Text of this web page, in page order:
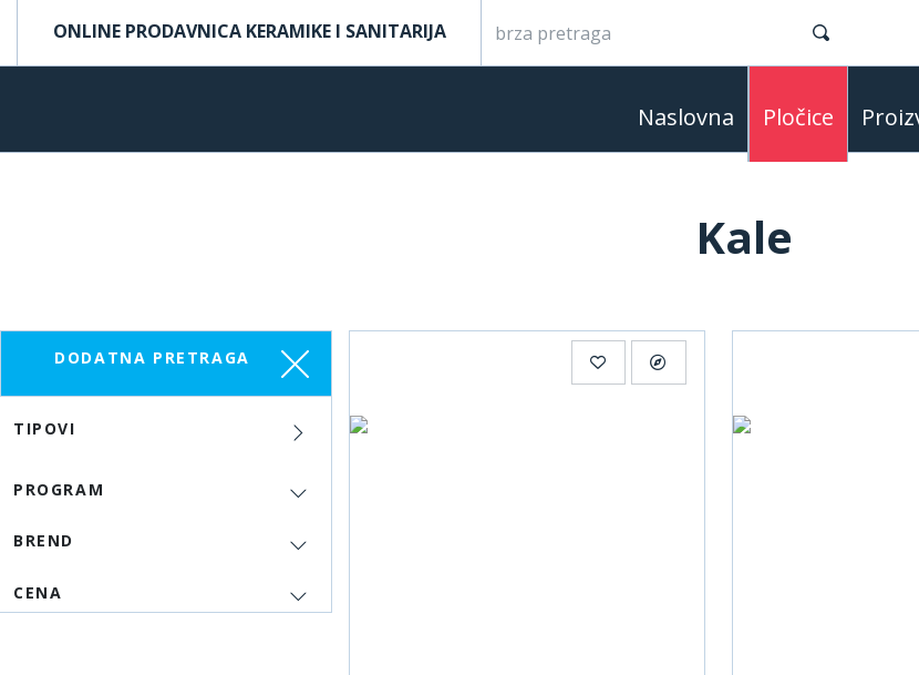
ONLINE PRODAVNICA KERAMIKE I SANITARIJA
Naslovna Pločice
Kale
DODATNA PRETRAGA
TIPOVI
PROGRAM
BREND
CENA